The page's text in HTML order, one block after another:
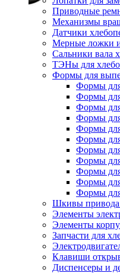
Приводные
Механизмы
Датчики
Мерные ложки и
Сальники вала
ТЭНы для
Формы для
Формы
Формы
Формы
Формы
Формы
Формы
Формы
Формы
Формы
Формы
Формы
Шкивы привода
Элементы
Элементы
Запчасти для
Клавиши
Диспенсеры и